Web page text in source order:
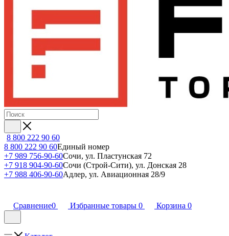
8 800 222 90 60
8 800 222 90 60Единый номер
+7 989 756-90-60Сочи, ул. Пластунская 72
+7 918 904-90-60Сочи (Строй-Сити), ул. Донская 28
+7 988 406-90-60Адлер, ул. Авиационная 28/9
Сравнение0 Избранные товары 0 Корзина 0